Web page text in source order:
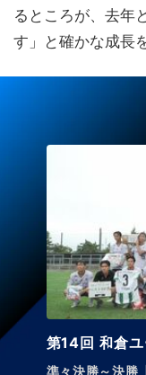
るところが、去年
す」と確かな成長
第14回 和倉
準々決勝～決勝